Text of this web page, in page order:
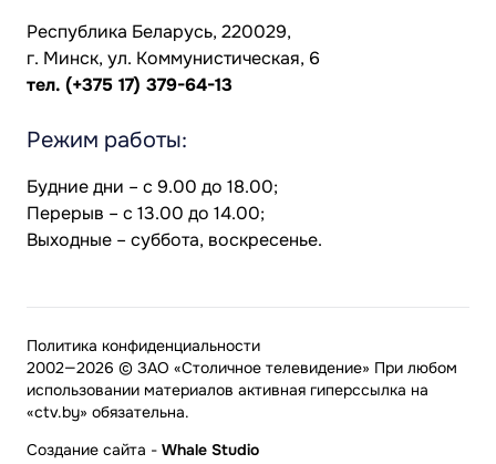
Республика Беларусь, 220029,
г. Минск, ул. Коммунистическая, 6
тел. (+375 17) 379-64-13
Режим работы:
Будние дни – с 9.00 до 18.00;
Перерыв – с 13.00 до 14.00;
Выходные – суббота, воскресенье.
2002—2026 © ЗАО «Столичное телевидение» При любом
использовании материалов активная гиперссылка на
«ctv.by» обязательна.
Политика конфиденциальности
Создание сайта - Whale Studio